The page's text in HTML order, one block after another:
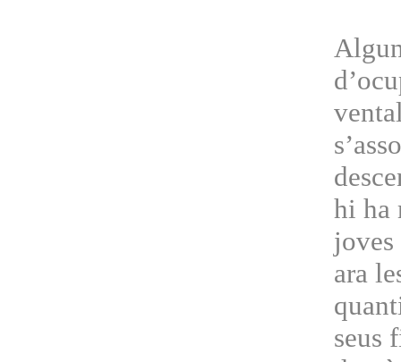
hi ha
ara
seus